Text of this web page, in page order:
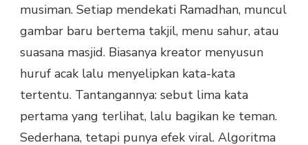
musiman. Setiap mendekati Ramadhan, muncul
gambar baru bertema takjil, menu sahur, atau
suasana masjid. Biasanya kreator menyusun
huruf acak lalu menyelipkan kata-kata
tertentu. Tantangannya: sebut lima kata
pertama yang terlihat, lalu bagikan ke teman.
Sederhana, tetapi punya efek viral. Algoritma